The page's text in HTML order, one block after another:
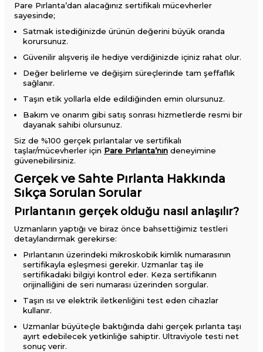
Pare Pırlanta’dan alacağınız sertifikalı mücevherler
sayesinde;
Satmak istediğinizde ürünün değerini büyük oranda
korursunuz.
Güvenilir alışveriş ile hediye verdiğinizde içiniz rahat olur.
Değer belirleme ve değişim süreçlerinde tam şeffaflık
sağlanır.
Taşın etik yollarla elde edildiğinden emin olursunuz.
Bakım ve onarım gibi satış sonrası hizmetlerde resmi bir
dayanak sahibi olursunuz.
Siz de %100 gerçek pırlantalar ve sertifikalı
taşlar/mücevherler için Pare Pırlanta’nın deneyimine
güvenebilirsiniz.
Gerçek ve Sahte Pırlanta Hakkında
Sıkça Sorulan Sorular
Pırlantanın gerçek olduğu nasıl anlaşılır?
Uzmanların yaptığı ve biraz önce bahsettiğimiz testleri
detaylandırmak gerekirse:
Pırlantanın üzerindeki mikroskobik kimlik numarasının
sertifikayla eşleşmesi gerekir. Uzmanlar taş ile
sertifikadaki bilgiyi kontrol eder. Keza sertifikanın
orijinalliğini de seri numarası üzerinden sorgular.
Taşın ısı ve elektrik iletkenliğini test eden cihazlar
kullanır.
Uzmanlar büyüteçle baktığında dahi gerçek pırlanta taşı
ayırt edebilecek yetkinliğe sahiptir. Ultraviyole testi net
sonuç verir.